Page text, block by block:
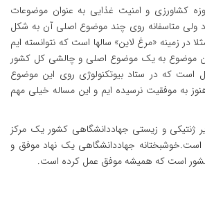
کشاورزی و امنیت غذایی به عنوان موضوعات
متاسفانه روی چند موضوع اصلی آن به شکل
در زمینه «مرغ لاین» سالها است که نتوانسته ایم
موضوع به یک موضوع اصلی و چالشی کل کشور
که در ستاد بیوتکنولوژی روی این موضوع
به موفقیت نرسیده ایم و این مساله خیلی مهم
ژنتیکی و زیستی جهاددانشگاهی کشور یک مرکز
جهاددانشگاهی یک نهاد موفق و
کشور است که همیشه موفق عمل کرده است.